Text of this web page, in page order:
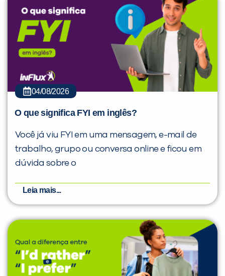
04/08/2026
O que significa FYI em inglês?
Você já viu FYI em uma mensagem, e-mail de
trabalho, grupo ou conversa online e ficou em
dúvida sobre o
Leia mais...